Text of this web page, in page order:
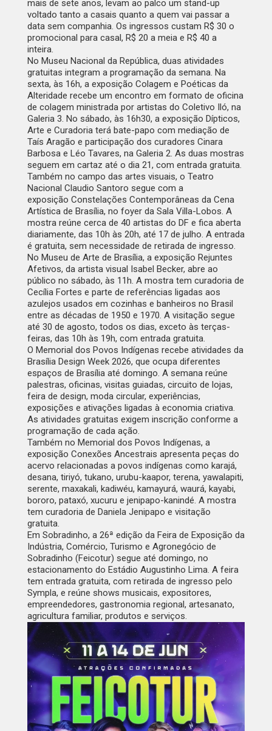
mais de sete anos, levam ao palco um stand-up
voltado tanto a casais quanto a quem vai passar a
data sem companhia. Os ingressos custam R$ 30 o
promocional para casal, R$ 20 a meia e R$ 40 a
inteira.
No Museu Nacional da República, duas atividades
gratuitas integram a programação da semana. Na
sexta, às 16h, a exposição Colagem e Poéticas da
Alteridade recebe um encontro em formato de oficina
de colagem ministrada por artistas do Coletivo Iló, na
Galeria 3. No sábado, às 16h30, a exposição Dípticos,
Arte e Curadoriaterá bate-papo com mediação de
Taís Aragão e participação dos curadores Cinara
Barbosa e Léo Tavares, na Galeria 2. As duas mostras
seguem em cartaz até o dia 21, com entrada gratuita.
Também no campo das artes visuais, o Teatro
Nacional Claudio Santoro segue com a
exposição Constelações Contemporâneas da Cena
Artística de Brasília, no foyer da Sala Villa-Lobos. A
mostra reúne cerca de 40 artistas do DF e fica aberta
diariamente, das 10h às 20h, até 17 de julho. A entrada
é gratuita, sem necessidade de retirada de ingresso.
No Museu de Arte de Brasília, a exposição Rejuntes
Afetivos, da artista visual Isabel Becker, abre ao
público no sábado, às 11h. A mostra tem curadoria de
Cecília Fortes e parte de referências ligadas aos
azulejos usados em cozinhas e banheiros no Brasil
entre as décadas de 1950 e 1970. A visitação segue
até 30 de agosto, todos os dias, exceto às terças-
feiras, das 10h às 19h, com entrada gratuita.
O Memorial dos Povos Indígenas recebe atividades da
Brasília Design Week 2026, que ocupa diferentes
espaços de Brasília até domingo. A semana reúne
palestras, oficinas, visitas guiadas, circuito de lojas,
feira de design, moda circular, experiências,
exposições e ativações ligadas à economia criativa.
As atividades gratuitas exigem inscrição conforme a
programação de cada ação.
Também no Memorial dos Povos Indígenas, a
exposição Conexões Ancestrais apresenta peças do
acervo relacionadas a povos indígenas como karajá,
desana, tiriyó, tukano, urubu-kaapor, terena, yawalapiti,
serente, maxakali, kadiwéu, kamayurá, waurá, kayabi,
bororo, pataxó, xucuru e jenipapo-kanindé. A mostra
tem curadoria de Daniela Jenipapo e visitação
gratuita.
Em Sobradinho, a 26ª edição da Feira de Exposição da
Indústria, Comércio, Turismo e Agronegócio de
Sobradinho (Feicotur) segue até domingo, no
estacionamento do Estádio Augustinho Lima. A feira
tem entrada gratuita, com retirada de ingresso pelo
Sympla, e reúne shows musicais, expositores,
empreendedores, gastronomia regional, artesanato,
agricultura familiar, produtos e serviços.